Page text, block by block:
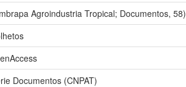
Agroindustria Tropical; Documentos, 58)
Documentos (CNPAT)